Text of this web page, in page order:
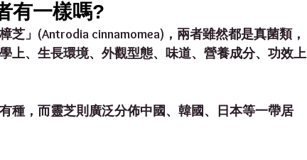
有一樣嗎?
芝」(Antrodia cinnamomea)，兩者雖然都是真菌類，
上、生長環境、外觀型態、味道、營養成分、功效上
種，而靈芝則廣泛分佈中國、韓國、日本等一帶居